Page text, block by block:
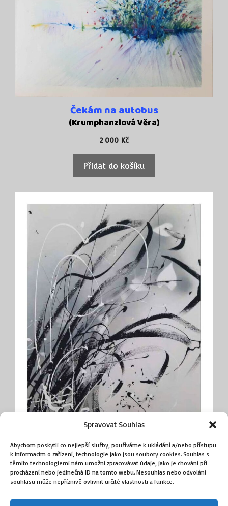
Spravovat Souhlas
Abychom poskytli co nejlepší služby, používáme k ukládání a/nebo přístupu
k informacím o zařízení, technologie jako jsou soubory cookies. Souhlas s
těmito technologiemi nám umožní zpracovávat údaje, jako je chování při
procházení nebo jedinečná ID na tomto webu. Nesouhlas nebo odvolání
souhlasu může nepříznivě ovlivnit určité vlastnosti a funkce.
Čekám na autobus
(Krumphanzlová Věra)
2 000 Kč
Přidat do košíku
Rákosí
(Krumphanzlová Věra)